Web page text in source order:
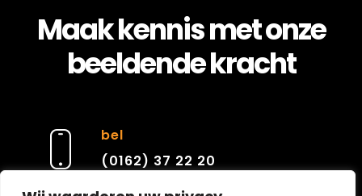
Maak kennis met onze
beeldende kracht
bel
(0162) 37 22 20